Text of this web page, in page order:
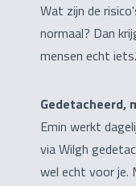
Wat zijn de
normaal? Dan
mensen echt
Gedetacheerd,
Emin werkt
via Wilgh
wel echt voor je.